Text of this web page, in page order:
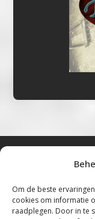
Om de beste
cookies om informatie
raadplegen. Door in te
“Voor de